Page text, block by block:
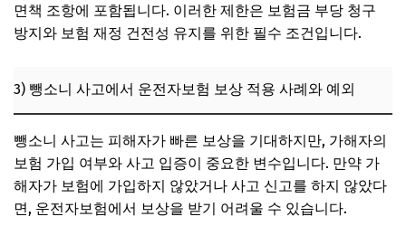
면책 조항에 포함됩니다. 이러한 제한은 보험금 부당 청구
방지와 보험 재정 건전성 유지를 위한 필수 조건입니다.
3) 뺑소니 사고에서 운전자보험 보상 적용 사례와 예외
뺑소니 사고는 피해자가 빠른 보상을 기대하지만, 가해자의
보험 가입 여부와 사고 입증이 중요한 변수입니다. 만약 가
해자가 보험에 가입하지 않았거나 사고 신고를 하지 않았다
면, 운전자보험에서 보상을 받기 어려울 수 있습니다.